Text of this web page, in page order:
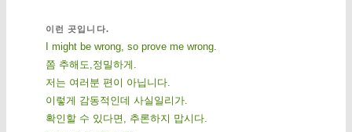
이런 곳입니다.
I might be wrong, so prove me wrong.
쫌 추해도,정밀하게.
저는 여러분 편이 아닙니다.
이렇게 감동적인데 사실일리가.
확인할 수 있다면, 추론하지 맙시다.